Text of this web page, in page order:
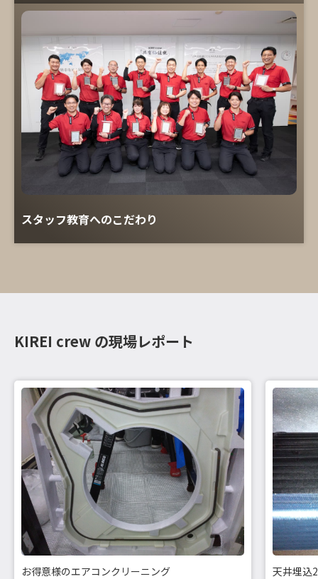
スタッフ教育へのこだわり
KIREI crew の現場レポート
お得意様のエアコンクリーニング 天井埋込